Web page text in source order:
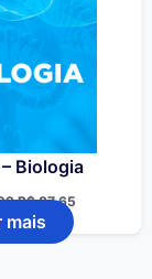
– Biologia
R$87,65
mais